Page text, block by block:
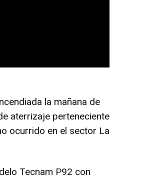
la mañana de
aterrizaje perteneciente
ocurrido en el sector La
Tecnam P92 con